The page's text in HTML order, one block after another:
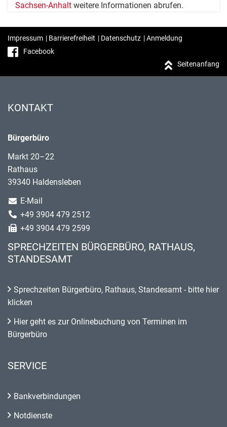
Sachsen-Anhalt weitere Informationen abrufen.
Impressum | Barrierefreiheit | Datenschutz |Anmeldung
Facebook
Seitenanfang
KONTAKT
Bürgerbüro
Markt 20–22
Rathaus
39340 Haldensleben
E-Mail
+49 3904 479 2512
+49 3904 479 2599
SPRECHZEITEN BÜRGERBÜRO, RATHAUS,
STANDESAMT
Sprechzeiten Bürgerbüro, Rathaus, Standesamt - bitte hier
klicken
Hier geht es zur Onlinebuchung von Terminen im
Bürgerbüro
SERVICE
Bankverbindungen
Notdienste